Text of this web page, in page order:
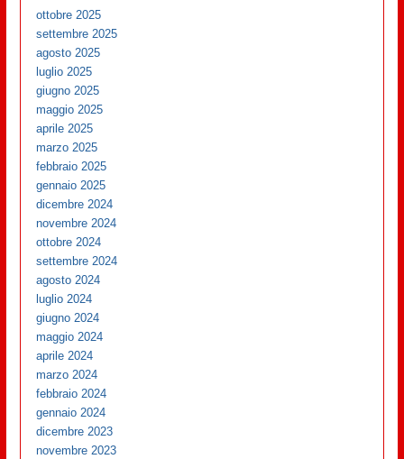
ottobre 2025
settembre 2025
agosto 2025
luglio 2025
giugno 2025
maggio 2025
aprile 2025
marzo 2025
febbraio 2025
gennaio 2025
dicembre 2024
novembre 2024
ottobre 2024
settembre 2024
agosto 2024
luglio 2024
giugno 2024
maggio 2024
aprile 2024
marzo 2024
febbraio 2024
gennaio 2024
dicembre 2023
novembre 2023